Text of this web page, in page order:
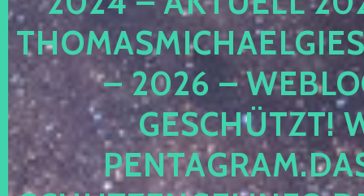
– 2026 –
ESCHÜTZT!